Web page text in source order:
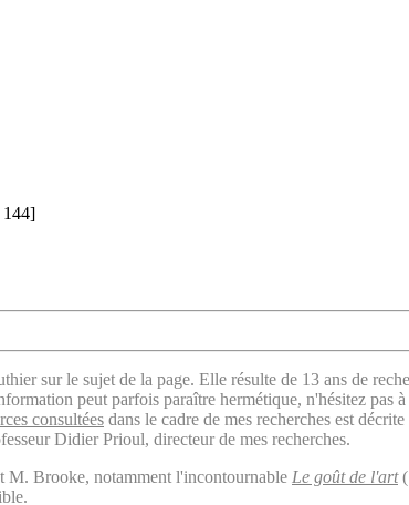
144]
sur le sujet de la page. Elle résulte de 13 ans de
peut parfois paraître hermétique, n'hésitez pas
consultées dans le cadre de mes recherches est
Didier Prioul, directeur de mes recherches.
M. Brooke, notamment l'incontournable Le goût de l'art